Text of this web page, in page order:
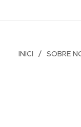
INICI SOBRE